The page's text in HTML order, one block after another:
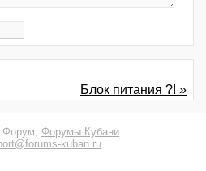
Блок питания ?! »
Форумы Кубани
kuban.ru